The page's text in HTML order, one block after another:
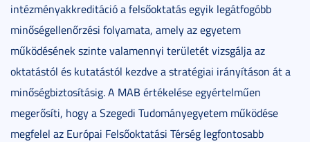
intézményakkreditáció a felsőoktatás egyik legátfogóbb
minőségellenőrzési folyamata, amely az egyetem
működésének szinte valamennyi területét vizsgálja az
oktatástól és kutatástól kezdve a stratégiai irányításon át a
minőségbiztosításig. A MAB értékelése egyértelműen
megerősíti, hogy a Szegedi Tudományegyetem működése
megfelel az Európai Felsőoktatási Térség legfontosabb